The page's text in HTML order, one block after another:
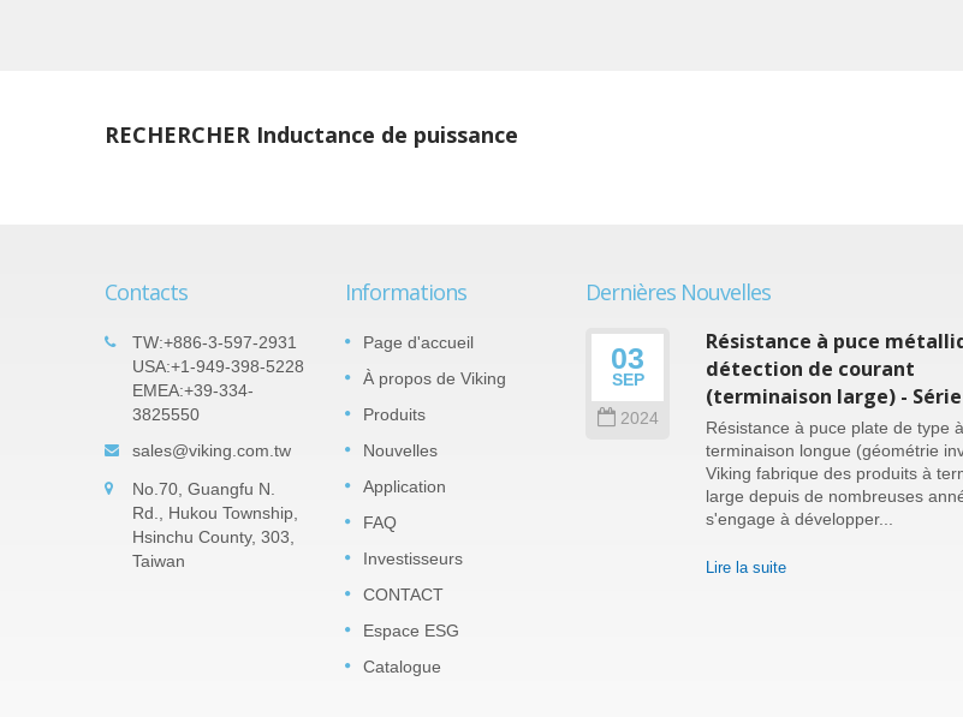
RECHERCHER Inductance de puissance
Contacts
TW:+886-3-597-2931
USA:+1-949-398-5228
EMEA:+39-334-
3825550
sales@viking.com.tw
No.70, Guangfu N.
Rd., Hukou Township,
Hsinchu County, 303,
Taiwan
Informations
Page d'accueil
À propos de Viking
Produits
Nouvelles
Application
FAQ
Investisseurs
CONTACT
Espace ESG
Catalogue
Dernières Nouvelles
05
SEP
2022
Produits importants : Résistance
de précision en film mince de
nitrure de tantale (TaN) - Série
Le film de TaN (nitrure de tantale) est une
couche barrière en pentoxyde de tantale
imperméable à l'humidité qui peut résister
à une humidité relative élevée. TaN est
beaucoup plus...
03
SEP
2024
Résistance à puce
détection de courant
(terminaison large) - Série
Résistance à puce plate de type à
terminaison longue (géométrie
Viking fabrique des produits à
large depuis de nombreuses
s'engage à développer...
Lire la suite